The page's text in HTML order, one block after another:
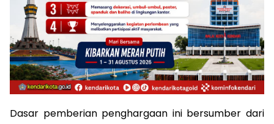
Dasar pemberian penghargaan ini bersumber dari